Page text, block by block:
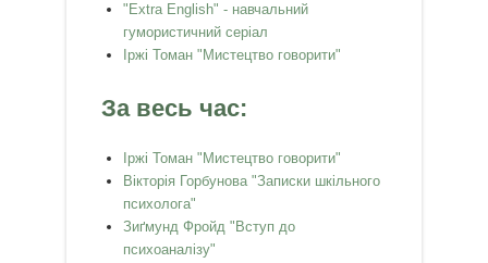
"Extra English" - навчальний
гумористичний серіал
Іржі Томан "Мистецтво говорити"
За весь час:
Іржі Томан "Мистецтво говорити"
Вікторія Горбунова "Записки шкільного
психолога"
Зиґмунд Фройд "Вступ до
психоаналізу"